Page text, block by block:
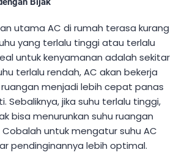
utama AC di rumah terasa kurang
yang terlalu tinggi atau terlalu
untuk kenyamanan adalah sekitar
terlalu rendah, AC akan bekerja
menjadi lebih cepat panas
Sebaliknya, jika suhu terlalu tinggi,
bisa menurunkan suhu ruangan
untuk mengatur suhu AC
pendinginannya lebih optimal.